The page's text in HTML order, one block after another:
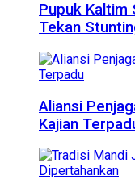
Pupuk Kaltim
Tekan
Aliansi
Kajian